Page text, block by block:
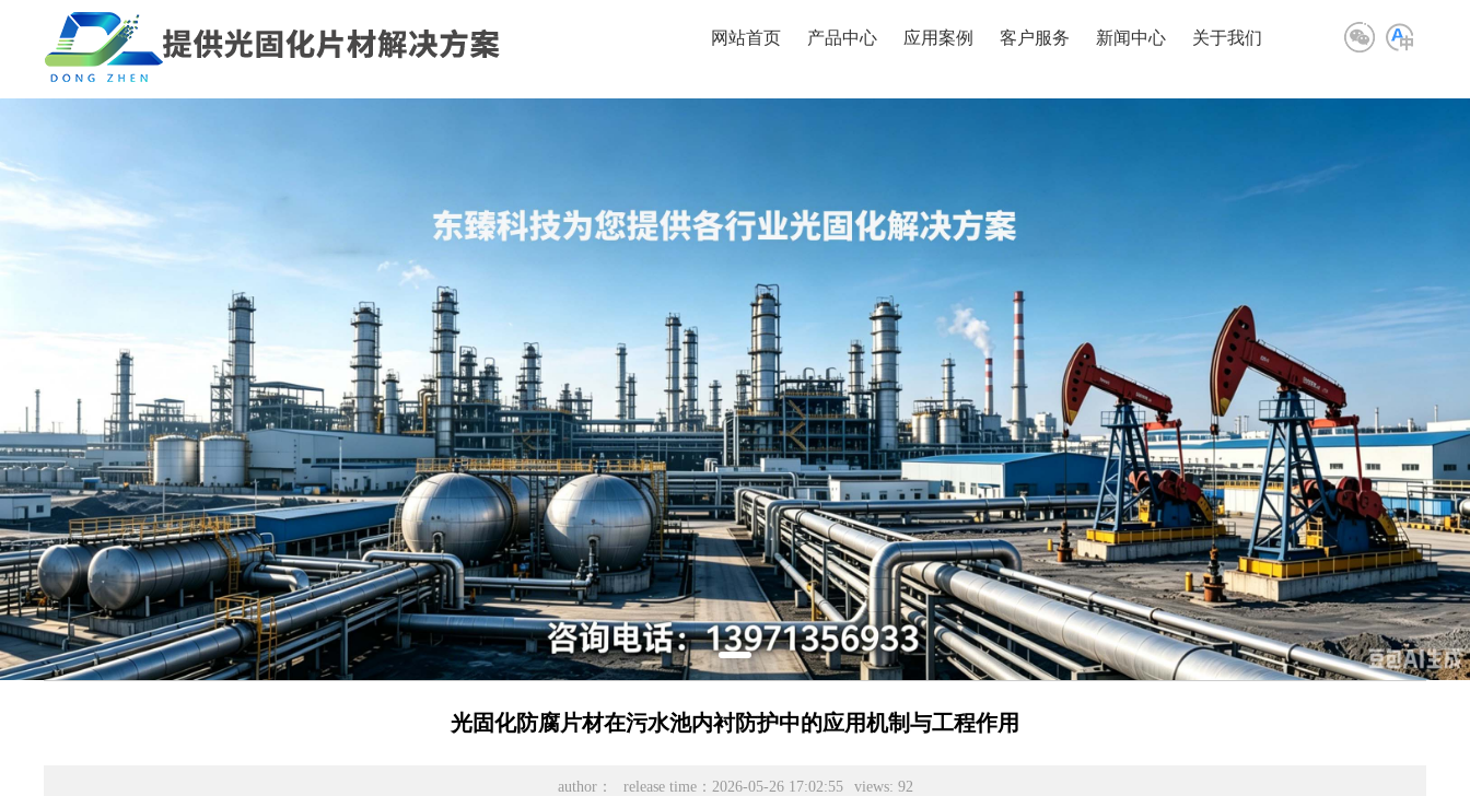
网站首页 产品中心 应用案例 客户服务 新闻中心 关于我们
光固化防腐片材在污水池内衬防护中的应用机制与工程作用
author： release time：2026-05-26 17:02:55 views: 92